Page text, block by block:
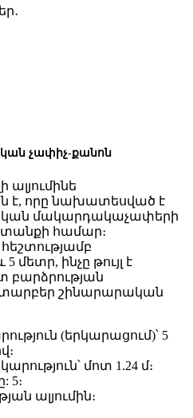
չափիչ-քանոն
ալյումինե
է, որը նախատեսված է
մակարդակաչափերի
համար։
մետր, ինչը թույլ է
բարձրության
շինարարական
(երկարացում)՝ 5
մոտ 1.24 մ։
5։
ալյումին։